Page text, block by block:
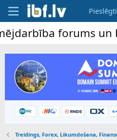
forums un
Treidings, Forex, Likumdošana,